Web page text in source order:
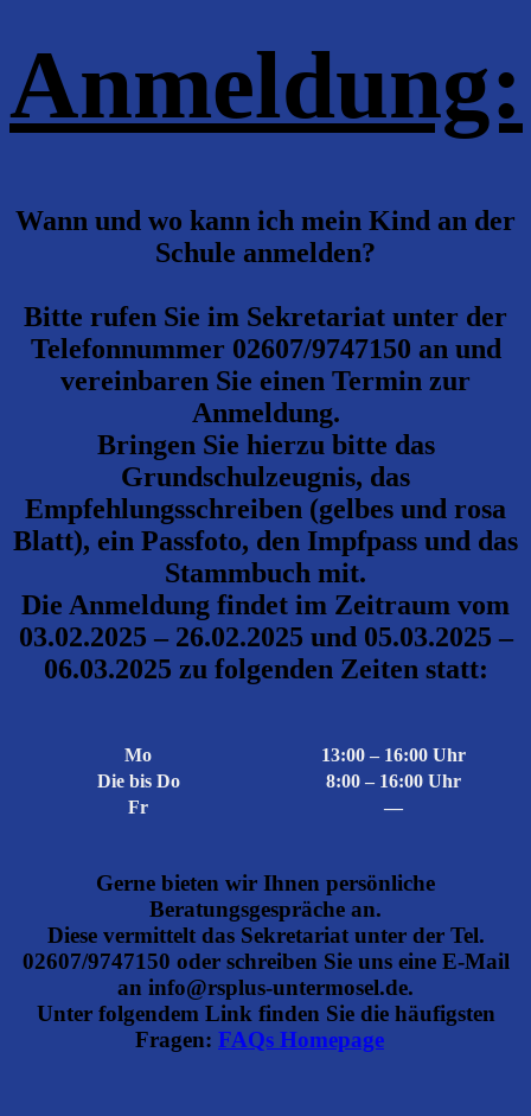
Anmeldung:
Wann und wo kann ich mein Kind an der
Schule anmelden?
Bitte rufen Sie im Sekretariat unter der
Telefonnummer 02607/9747150 an und
vereinbaren Sie einen Termin zur
Anmeldung.
Bringen Sie hierzu bitte das
Grundschulzeugnis, das
Empfehlungsschreiben (gelbes und rosa
Blatt), ein Passfoto, den Impfpass und das
Stammbuch mit.
Die Anmeldung findet im Zeitraum vom
03.02.2025 – 26.02.2025 und 05.03.2025 –
06.03.2025 zu folgenden Zeiten statt:
Mo
13:00 – 16:00 Uhr
Die bis Do
8:00 – 16:00 Uhr
Fr
—
Gerne bieten wir Ihnen persönliche
Beratungsgespräche an.
Diese vermittelt das Sekretariat unter der Tel.
02607/9747150 oder schreiben Sie uns eine E-Mail
an info@rsplus-untermosel.de.
Unter folgendem Link finden Sie die häufigsten
Fragen: FAQs Homepage